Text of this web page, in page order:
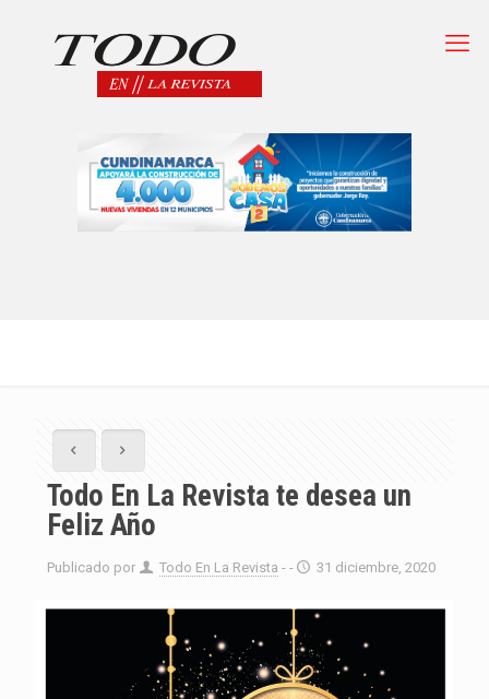
Todo En La Revista te desea un
Feliz Año
Publicado por Todo En La Revista - - 31 diciembre, 2020